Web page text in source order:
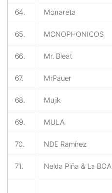
64. Monareta
65. MONOPHONICOS
66. Mr. Bleat
67. MrPauer
68. Mujik
69. MULA
70. NDE Ramírez
71. Nelda Piña & La BOA